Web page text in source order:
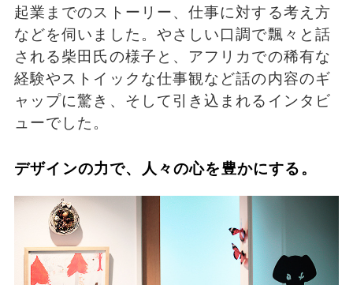
起業までのストーリー、仕事に対する考え方
などを伺いました。やさしい口調で飄々と話
される柴田氏の様子と、アフリカでの稀有な
経験やストイックな仕事観など話の内容のギ
ャップに驚き、そして引き込まれるインタビ
ューでした。
デザインの力で、人々の心を豊かにする。